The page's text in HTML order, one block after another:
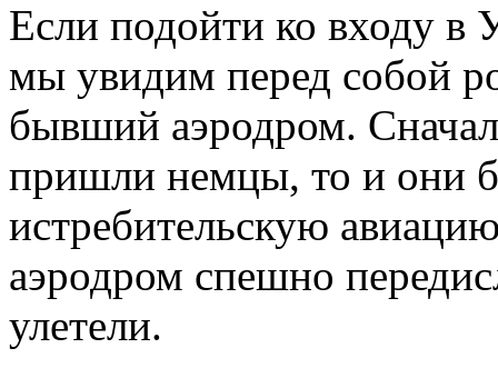
Если подойти ко входу в
мы увидим перед собой
бывший аэродром.
пришли немцы, то и они
истребительскую
аэродром спешно
улетели.